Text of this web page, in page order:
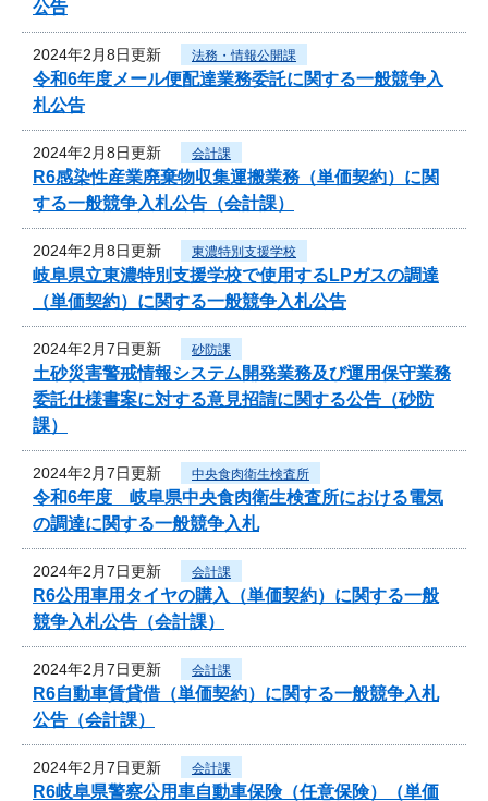
公告
2024年2月8日更新 法務・情報公開課
令和6年度メール便配達業務委託に関する一般競争入
札公告
2024年2月8日更新 会計課
R6感染性産業廃棄物収集運搬業務（単価契約）に関
する一般競争入札公告（会計課）
2024年2月8日更新 東濃特別支援学校
岐阜県立東濃特別支援学校で使用するLPガスの調達
（単価契約）に関する一般競争入札公告
2024年2月7日更新 砂防課
土砂災害警戒情報システム開発業務及び運用保守業務
委託仕様書案に対する意見招請に関する公告（砂防
課）
2024年2月7日更新 中央食肉衛生検査所
令和6年度 岐阜県中央食肉衛生検査所における電気
の調達に関する一般競争入札
2024年2月7日更新 会計課
R6公用車用タイヤの購入（単価契約）に関する一般
競争入札公告（会計課）
2024年2月7日更新 会計課
R6自動車賃貸借（単価契約）に関する一般競争入札
公告（会計課）
2024年2月7日更新 会計課
R6岐阜県警察公用車自動車保険（任意保険）（単価